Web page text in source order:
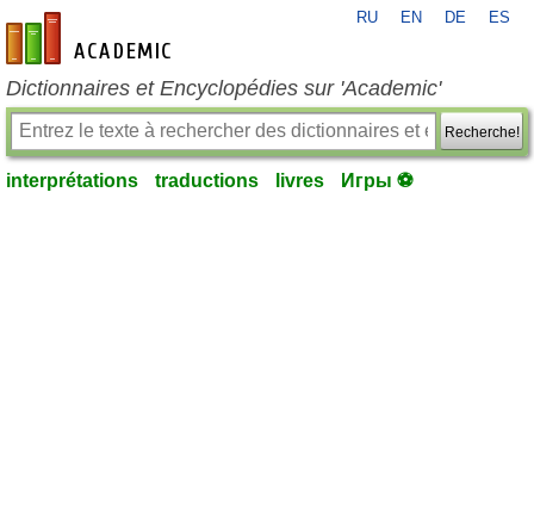
fr-academic.com
RU EN DE ES
Dictionnaires et Encyclopédies sur 'Academic'
Recherche!
interprétations traductions livres Игры ⚽